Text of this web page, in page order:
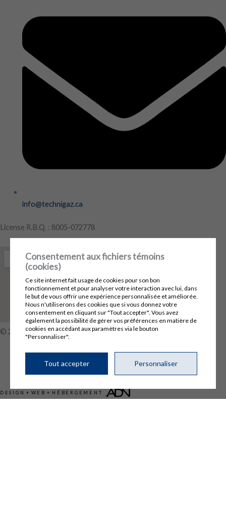
info@technigaz.ca
License R.B.Q. : 8005-072778
© 2026, Tous droits réservés,Technigaz
Gérer mes témoins (cookies)
DESIGN + WEB + HÉBERGEMENT
Consentement aux fichiers témoins
(cookies)
Ce site internet fait usage de cookies pour son bon
fonctionnement et pour analyser votre interaction avec lui, dans
le but de vous offrir une expérience personnalisée et améliorée.
Nous n'utiliserons des cookies que si vous donnez votre
consentement en cliquant sur "Tout accepter". Vous avez
également la possibilité de gérer vos préférences en matière de
cookies en accédant aux paramètres via le bouton
"Personnaliser".
Tout accepter Personnaliser